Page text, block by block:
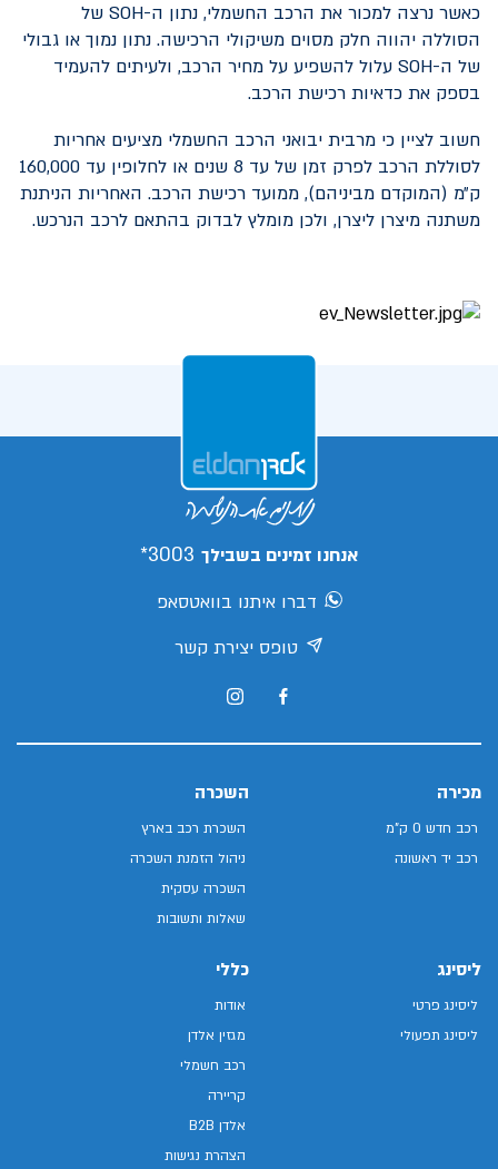
כאשר נרצה למכור את הרכב החשמלי, נתון ה-SOH של
הסוללה יהווה חלק מסוים משיקולי הרכישה. נתון נמוך או גבולי
של ה-SOH עלול להשפיע על מחיר הרכב, ולעיתים להעמיד
בספק את כדאיות רכישת הרכב.
חשוב לציין כי מרבית יבואני הרכב החשמלי מציעים אחריות
לסוללת הרכב לפרק זמן של עד 8 שנים או לחלופין עד 160,000
ק״מ (המוקדם מביניהם), ממועד רכישת הרכב. האחריות הניתנת
משתנה מיצרן ליצרן, ולכן מומלץ לבדוק בהתאם לרכב הנרכש.
אנחנו זמינים בשבילך 3003*
דברו איתנו בוואטסאפ
טופס יצירת קשר
מכירה
רכב חדש 0 ק"מ
רכב יד ראשונה
השכרה
השכרת רכב בארץ
ניהול הזמנת השכרה
השכרה עסקית
שאלות ותשובות
ליסינג
ליסינג פרטי
ליסינג תפעולי
כללי
אודות
מגזין אלדן
רכב חשמלי
קריירה
אלדן B2B
הצהרת נגישות